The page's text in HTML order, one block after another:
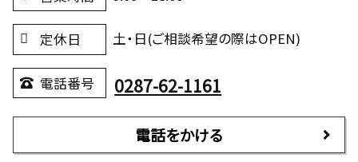
定休日 土・日(ご相談希望の際はOPEN)
電話番号 0287-62-1161
電話をかける